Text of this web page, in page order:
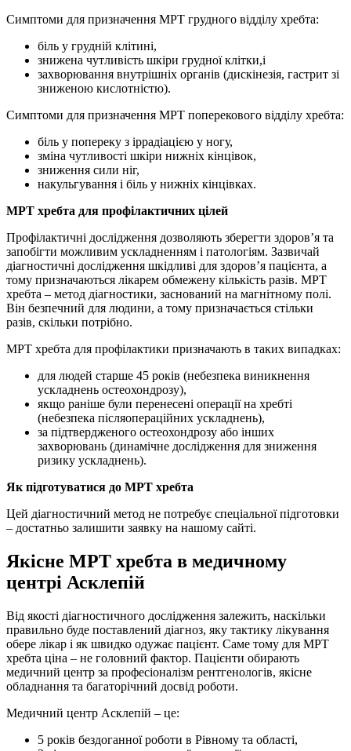
Симптоми для призначення МРТ грудного відділу хребта:
біль у грудній клітині,
знижена чутливість шкіри грудної клітки,і
захворювання внутрішніх органів (дискінезія, гастрит зі
зниженою кислотністю).
Симптоми для призначення МРТ поперекового відділу хребта:
біль у попереку з іррадіацією у ногу,
зміна чутливості шкіри нижніх кінцівок,
зниження сили ніг,
накульгування і біль у нижніх кінцівках.
МРТ хребта для профілактичних цілей
Профілактичні дослідження дозволяють зберегти здоров’я та
запобігти можливим ускладненням і патологіям. Зазвичай
діагностичні дослідження шкідливі для здоров’я пацієнта, а
тому призначаються лікарем обмежену кількість разів. МРТ
хребта – метод діагностики, заснований на магнітному полі.
Він безпечний для людини, а тому призначається стільки
разів, скільки потрібно.
МРТ хребта для профілактики призначають в таких випадках:
для людей старше 45 років (небезпека виникнення
ускладнень остеохондрозу),
якщо раніше були перенесені операції на хребті
(небезпека післяопераційних ускладнень),
за підтвердженого остеохондрозу або інших
захворювань (динамічне дослідження для зниження
ризику ускладнень).
Як підготуватися до МРТ хребта
Цей діагностичний метод не потребує спеціальної підготовки
– достатньо залишити заявку на нашому сайті.
Якісне МРТ хребта в медичному
центрі Асклепій
Від якості діагностичного дослідження залежить, наскільки
правильно буде поставлений діагноз, яку тактику лікування
обере лікар і як швидко одужає пацієнт. Саме тому для МРТ
хребта ціна – не головний фактор. Пацієнти обирають
медичний центр за професіоналізм рентгенологів, якісне
обладнання та багаторічний досвід роботи.
Медичний центр Асклепій – це:
5 років бездоганної роботи в Рівному та області,